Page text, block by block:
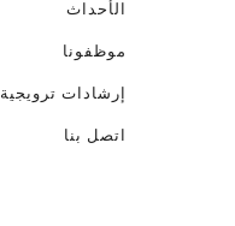
الأحداث
موظفونا
إرشادات ترويجية
اتصل بنا